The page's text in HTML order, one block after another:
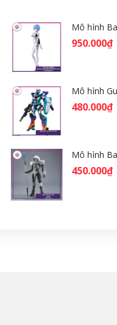
950.000₫
480.000₫
450.000₫